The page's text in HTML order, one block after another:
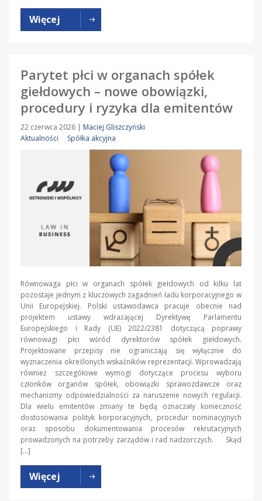
Więcej
Parytet płci w organach spółek
giełdowych – nowe obowiązki,
procedury i ryzyka dla emitentów
22 czerwca 2026
Maciej Gliszczyński
Aktualności
Spółka akcyjna
Równowaga płci w organach spółek giełdowych od kilku lat
pozostaje jednym z kluczowych zagadnień ładu korporacyjnego w
Unii Europejskiej. Polski ustawodawca pracuje obecnie nad
projektem ustawy wdrażającej Dyrektywę Parlamentu
Europejskiego i Rady (UE) 2022/2381 dotyczącą poprawy
równowagi płci wśród dyrektorów spółek giełdowych.
Projektowane przepisy nie ograniczają się wyłącznie do
wyznaczenia określonych wskaźników reprezentacji. Wprowadzają
również szczegółowe wymogi dotyczące procesu wyboru
członków organów spółek, obowiązki sprawozdawcze oraz
mechanizmy odpowiedzialności za naruszenie nowych regulacji.
Dla wielu emitentów zmiany te będą oznaczały konieczność
dostosowania polityk korporacyjnych, procedur nominacyjnych
oraz sposobu dokumentowania procesów rekrutacyjnych
prowadzonych na potrzeby zarządów i rad nadzorczych. Skąd
[…]
Więcej